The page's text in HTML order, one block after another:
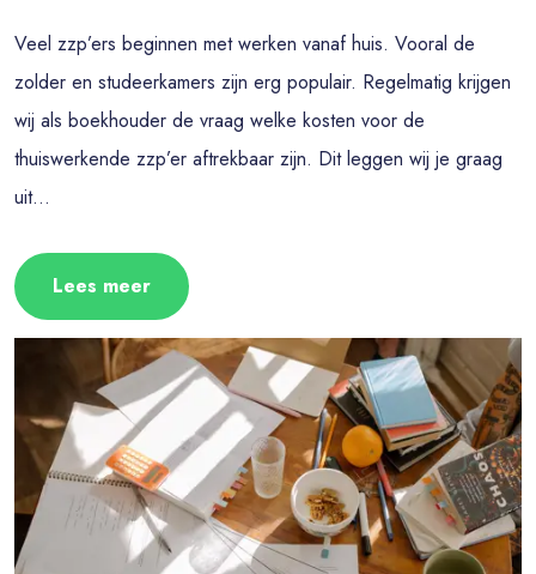
Veel zzp’ers beginnen met werken vanaf huis. Vooral de
zolder en studeerkamers zijn erg populair. Regelmatig krijgen
wij als boekhouder de vraag welke kosten voor de
thuiswerkende zzp’er aftrekbaar zijn. Dit leggen wij je graag
uit...
Lees meer